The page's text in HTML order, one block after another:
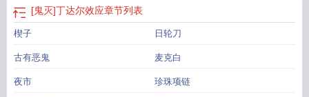
百度百科 丁达尔效应肉眼可见吗丁达尔效应秒懂百科
效应声优梗
[鬼灭]丁达尔效应章节列表
楔子 日轮刀
古有恶鬼 麦克白
夜市 珍珠项链